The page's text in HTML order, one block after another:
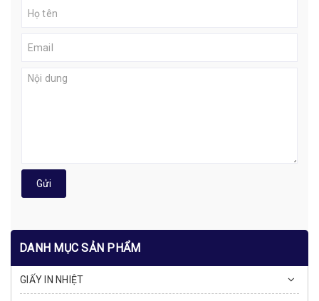
Gửi
DANH MỤC SẢN PHẨM
GIẤY IN NHIỆT